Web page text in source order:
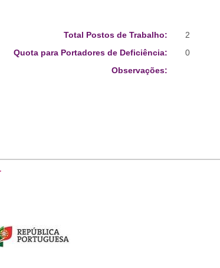
Total Postos de Trabalho:
2
Quota para Portadores de Deficiência:
0
Observações: